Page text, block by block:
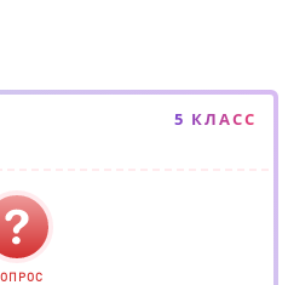
5 КЛАСС